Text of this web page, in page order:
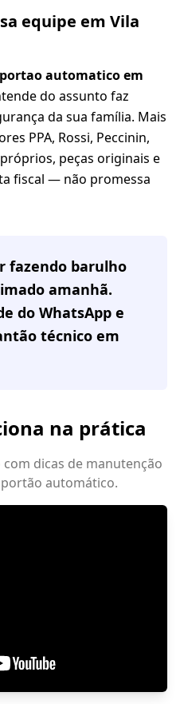
equipe em Vila
automatico em
do assunto faz
da sua família. Mais
PPA, Rossi, Peccinin,
peças originais e
fiscal — não promessa
fazendo barulho
amanhã.
do WhatsApp e
técnico em
na prática
dicas de manutenção
automático.